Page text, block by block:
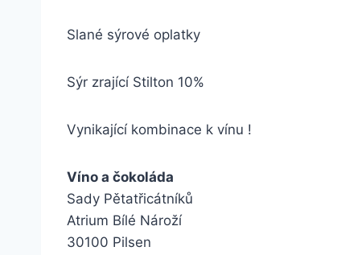
Slané sýrové oplatky
Sýr zrající Stilton 10%
Vynikající kombinace k vínu !
Víno a čokoláda
Sady Pětatřicátníků
Atrium Bílé Nároží
30100 Pilsen